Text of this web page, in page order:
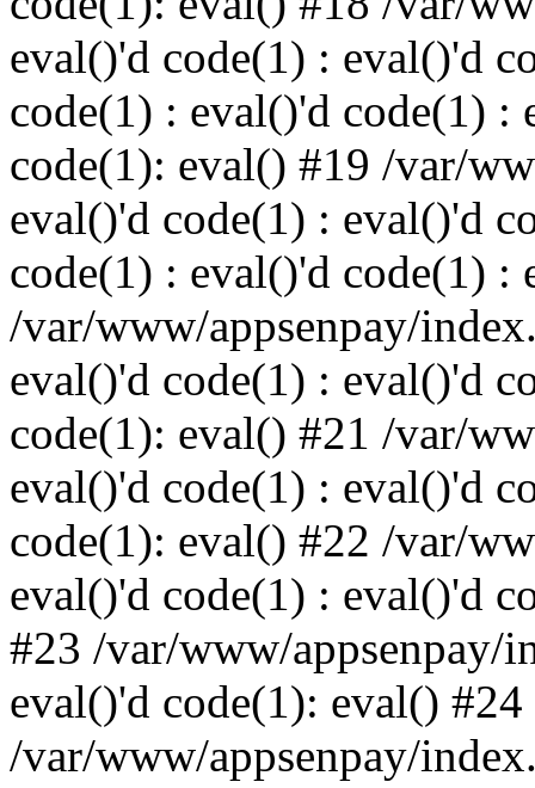
eval()'d code(1) : eval()'d
code(1) : eval()'d code(1) :
code(1): eval() #19 /var/
eval()'d code(1) : eval()'d
code(1) : eval()'d code(1) :
/var/www/appsenpay/
eval()'d code(1) : eval()'d
code(1): eval() #21 /var/
eval()'d code(1) : eval()'d
code(1): eval() #22 /var/
eval()'d code(1) : eval()'d
#23 /var/www/appsenpay/
eval()'d code(1): eval() #24
/var/www/appsenpay/